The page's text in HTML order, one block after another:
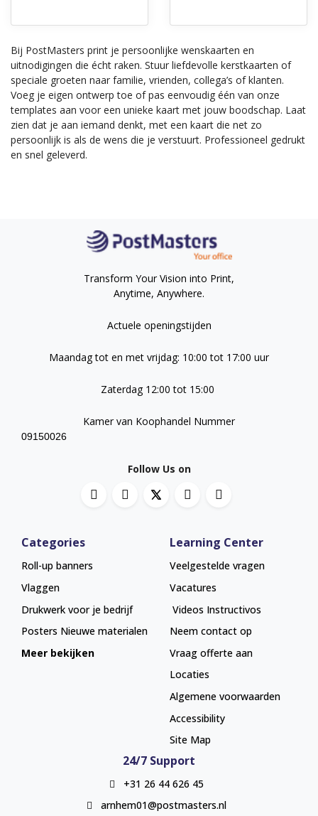
Bij PostMasters print je persoonlijke wenskaarten en
uitnodigingen die écht raken. Stuur liefdevolle kerstkaarten of
speciale groeten naar familie, vrienden, collega’s of klanten.
Voeg je eigen ontwerp toe of pas eenvoudig één van onze
templates aan voor een unieke kaart met jouw boodschap. Laat
zien dat je aan iemand denkt, met een kaart die net zo
persoonlijk is als de wens die je verstuurt. Professioneel gedrukt
en snel geleverd.
Transform Your Vision into Print,
Anytime, Anywhere.
Actuele openingstijden
Maandag tot en met vrijdag: 10:00 tot 17:00 uur
Zaterdag 12:00 tot 15:00
Kamer van Koophandel Nummer
09150026
Follow Us on
Categories
Roll-up banners
Vlaggen
Drukwerk voor je bedrijf
Posters Nieuwe materialen
Meer bekijken
Learning Center
Veelgestelde vragen
Vacatures
Videos Instructivos
Neem contact op
Vraag offerte aan
Locaties
Algemene voorwaarden
Accessibility
Site Map
24/7 Support
+31 26 44 626 45
arnhem01@postmasters.nl